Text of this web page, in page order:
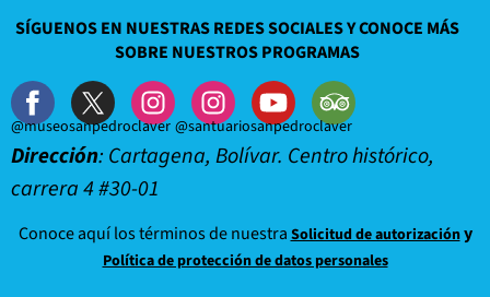
SÍGUENOS EN NUESTRAS REDES SOCIALES Y CONOCE MÁS
SOBRE NUESTROS PROGRAMAS
@museosanpedroclaver @santuariosanpedroclaver
Dirección: Cartagena, Bolívar. Centro histórico,
carrera 4 #30-01
Conoce aquí los términos de nuestraSolicitud de autorizacióny
Política de protección de datos personales